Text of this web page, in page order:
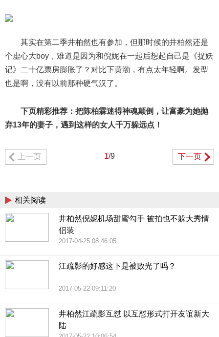
其实在第二季井柏然也有参加，但那时候的井柏然还是
个虚心大boy，难道是因为和倪妮在一起后想起自己是《捉妖
记》二十亿票房膨胀了？对比下黄渤，有点太年轻啊。发型
也是啊，没有以前那种硬气汉了。
下页精彩推荐：把陈柏霖迷得神魂颠倒，让富豪为她抛
弃13年的妻子，遇到这样的女人千万躲远点！
上一页 1/9 下一页
相关阅读
井柏然倪妮机场甜蜜勾手 被拍也不躲大秀情
侣装
2017-04-25 08:46:05
江疏影的好感这下是被败光了吗？
2017-05-22 09:11:20
井柏然江疏影互怼 以互怼形式打开友谊新大
陆